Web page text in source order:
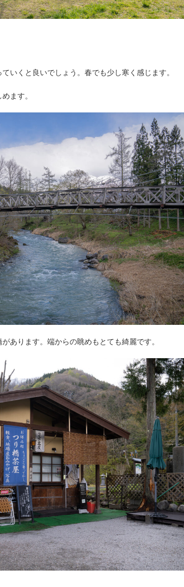
いくと良いでしょう。春でも少し寒く感じます。
ます。
あります。端からの眺めもとても綺麗です。